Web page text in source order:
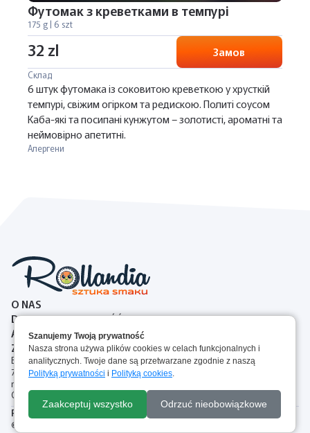
Футомак з креветками в темпурі
175 g | 6 szt
32 zl Замов
Склад
6 штук футомака із соковитою креветкою у хрусткій
темпурі, свіжим огірком та редискою. Политі соусом
Каба-які та посипані кунжутом – золотисті, ароматні та
неймовірно апетитні.
Алергени
До кошика
O NAS
DOSTAWA I PŁATNOŚĆ
ALERGENY
ZASADY ZWROTOW
Brejskiego 2A, 87-100 Toruń, Polska
727 00 77 44
rollandia.torun@gmail.com
Слідкуйте за нами:
© Rollandia 2025. Всі права захищені
Polityka Plików Cookie Regulamin
Szanujemy Twoją prywatność
Nasza strona używa plików cookies w celach funkcjonalnych i
analitycznych. Twoje dane są przetwarzane zgodnie z naszą
Polityką prywatności i Polityką cookies.
Zaakceptuj wszystko Odrzuć nieobowiązkowe